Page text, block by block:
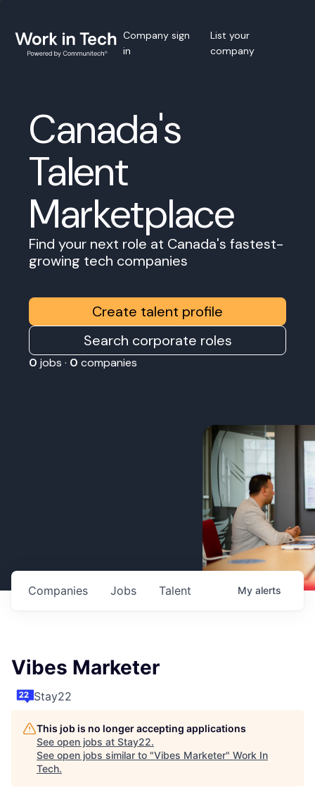
Company sign
in
List your
company
Canada's
Talent
Marketplace
Find your next role at Canada's fastest-
growing tech companies
Create talent profile
Search corporate roles
0 jobs · 0 companies
Jobs
Companies Talent My alerts
Vibes Marketer
Stay22
This job is no longer accepting applications
See open jobs at Stay22.
See open jobs similar to "Vibes Marketer" Work In
Tech.